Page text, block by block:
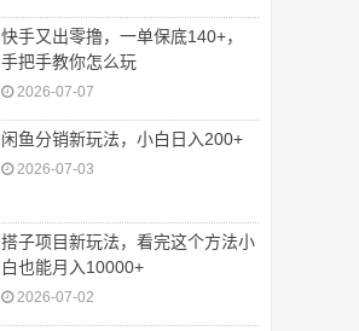
快手又出零撸，一单保底140+，
手把手教你怎么玩
2026-07-07
闲鱼分销新玩法，小白日入200+
2026-07-03
搭子项目新玩法，看完这个方法小
白也能月入10000+
2026-07-02